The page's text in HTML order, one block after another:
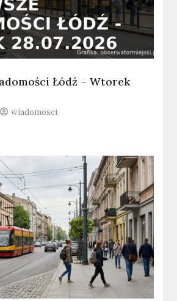
Łódź – Wtorek
wiadomosci